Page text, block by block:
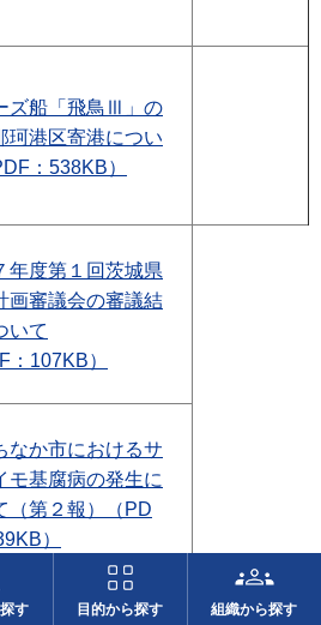
す 目的から探す 組織から探す
ズ船「飛鳥Ⅲ」の
珂港区寄港につい
：538KB）
年度第１回茨城県
画審議会の審議結
いて
：107KB）
なか市におけるサ
モ基腐病の発生に
（第２報）（PD
）
スプロジェクト20